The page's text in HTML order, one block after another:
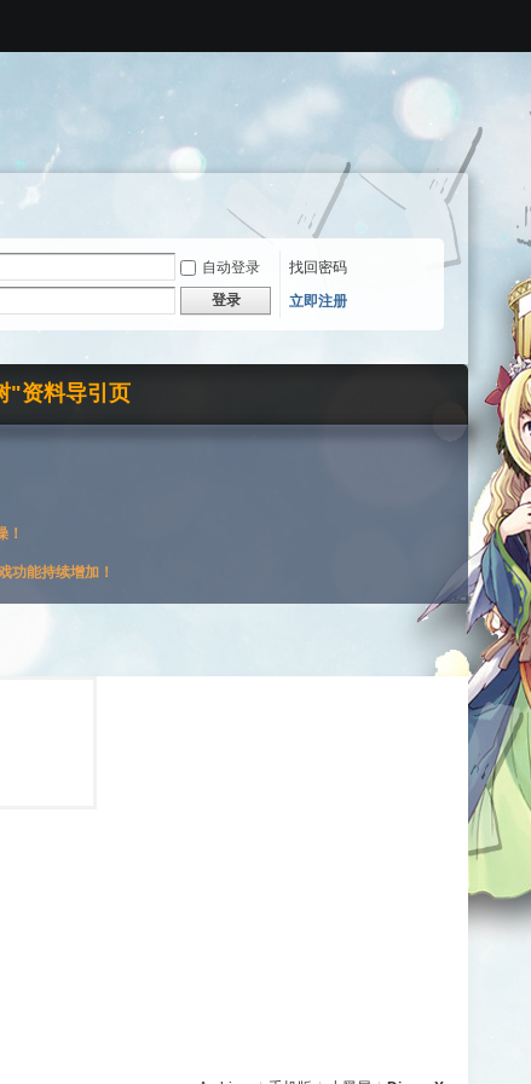
自动登录
找回密码
登录 立即注册
"资料导引页
！
功能持续增加！